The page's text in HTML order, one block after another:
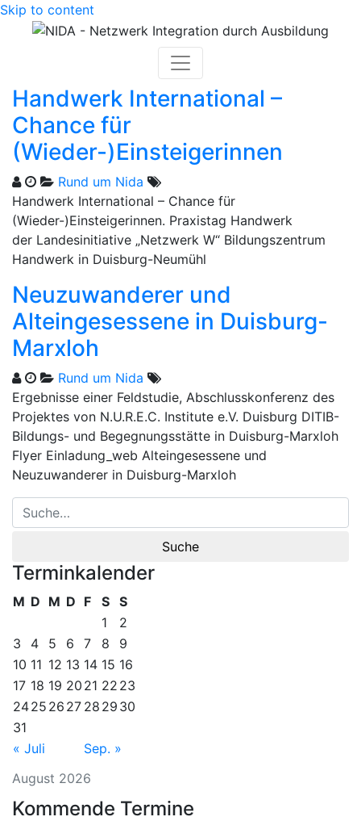
Skip to content
Handwerk International –
Chance für
(Wieder-)Einsteigerinnen
Rund um Nida
Handwerk International – Chance für
(Wieder-)Einsteigerinnen. Praxistag Handwerk
der Landesinitiative „Netzwerk W“ Bildungszentrum
Handwerk in Duisburg-Neumühl
Neuzuwanderer und
Alteingesessene in Duisburg-
Marxloh
Rund um Nida
Ergebnisse einer Feldstudie, Abschlusskonferenz des
Projektes von N.U.R.E.C. Institute e.V. Duisburg DITIB-
Bildungs- und Begegnungsstätte in Duisburg-Marxloh
Flyer Einladung_web Alteingesessene und
Neuzuwanderer in Duisburg-Marxloh
Terminkalender
August 2026
M D M D F S S
1
2
3
4 5 6 7 8
9
10 11 12 13 14 15 16
17 18 19 20 21 22 23
2425 26 27 28 29 30
31
« Juli
Sep. »
Kommende Termine